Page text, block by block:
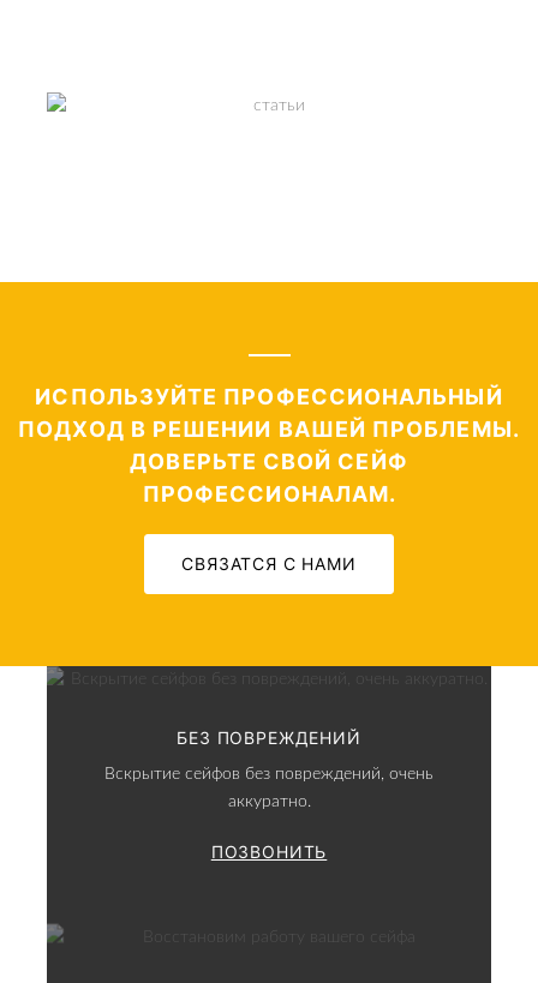
ИСПОЛЬЗУЙТЕ ПРОФЕССИОНАЛЬНЫЙ
ПОДХОД В РЕШЕНИИ ВАШЕЙ ПРОБЛЕМЫ.
ДОВЕРЬТЕ СВОЙ СЕЙФ
ПРОФЕССИОНАЛАМ.
СВЯЗАТСЯ С НАМИ
БЕЗ ПОВРЕЖДЕНИЙ
Вскрытие сейфов без повреждений, очень
аккуратно.
ПОЗВОНИТЬ